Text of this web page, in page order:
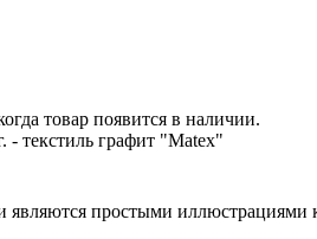
товар появится в наличии.
- текстиль графит "Matex"
простыми иллюстрациями